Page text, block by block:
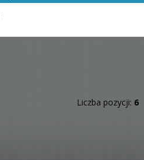
Liczba pozycji: 6